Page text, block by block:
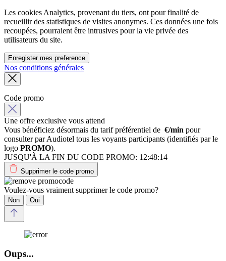
Les cookies Analytics, provenant du tiers, ont pour finalité de
recueillir des statistiques de visites anonymes. Ces données une fois
recoupées, pourraient être intrusives pour la vie privée des
utilisateurs du site.
Enregister mes preference
Nos conditions générales
Code promo
Une offre exclusive vous attend
Vous bénéficiez désormais du tarif préférentiel de €/min pour
consulter par Audiotel tous les voyants participants (identifiés par le
logo PROMO).
JUSQU'À LA FIN DU CODE PROMO: 12:48:14
Supprimer le code promo
Voulez-vous vraiment supprimer le code promo?
Non Oui
Oups...